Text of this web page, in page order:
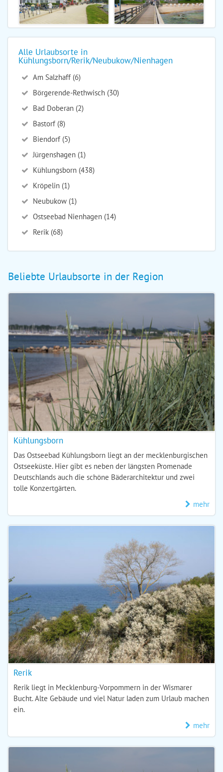
Alle Urlaubsorte in
Kühlungsborn/Rerik/Neubukow/Nienhagen
Am Salzhaff (6)
Börgerende-Rethwisch (30)
Bad Doberan (2)
Bastorf (8)
Biendorf (5)
Jürgenshagen (1)
Kühlungsborn (438)
Kröpelin (1)
Neubukow (1)
Ostseebad Nienhagen (14)
Rerik (68)
Beliebte Urlaubsorte in der Region
Kühlungsborn
Das Ostseebad Kühlungsborn liegt an der mecklenburgischen
Ostseeküste. Hier gibt es neben der längsten Promenade
Deutschlands auch die schöne Bäderarchitektur und zwei
tolle Konzertgärten.
mehr
Rerik
Rerik liegt in Mecklenburg-Vorpommern in der Wismarer
Bucht. Alte Gebäude und viel Natur laden zum Urlaub machen
ein.
mehr